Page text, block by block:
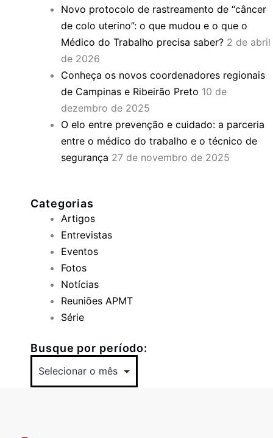
Novo protocolo de rastreamento de “câncer
de colo uterino”: o que mudou e o que o
Médico do Trabalho precisa saber? 2 de abril
de 2026
Conheça os novos coordenadores regionais
de Campinas e Ribeirão Preto 10 de
dezembro de 2025
O elo entre prevenção e cuidado: a parceria
entre o médico do trabalho e o técnico de
segurança 27 de novembro de 2025
Categorias
Artigos
Entrevistas
Eventos
Fotos
Notícias
Reuniões APMT
Série
Busque por período: